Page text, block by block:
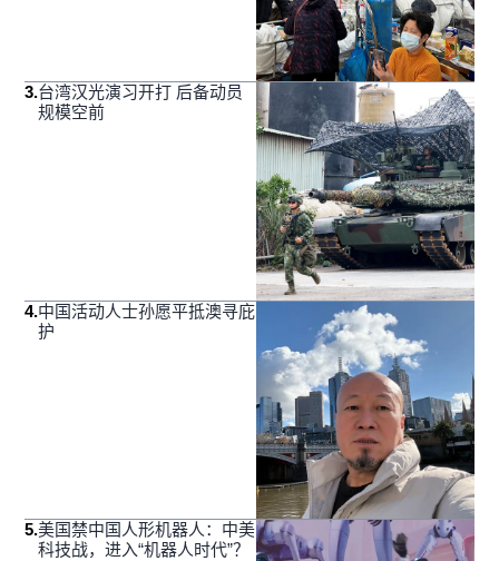
3.台湾汉光演习开打 后备动员
规模空前
4.中国活动人士孙愿平抵澳寻庇
护
5.美国禁中国人形机器人：中美
科技战，进入“机器人时代”？